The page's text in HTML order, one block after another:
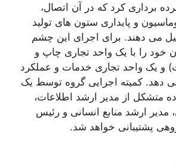
برداری کرد که در آن اتصال،
و پایداری ستون های تولید
می دهند. برای اجرای این چشم
خود را با یک واحد تجاری چاپ و
و یک واحد تجاری خدمات و عملکرد
دهد. کمیته اجرایی گروه توسط یک
متشکل از مدیر ارشد اطلاعات،
مدیر ارشد منابع انسانی و رئیس
پشتیبانی خواهد شد.